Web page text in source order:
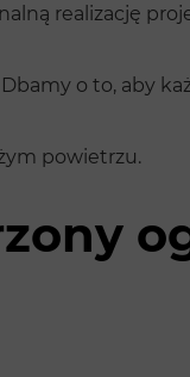
realizację
o to, aby
powietrzu.